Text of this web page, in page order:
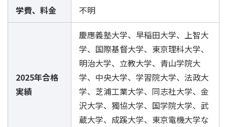
学費、料金 不明
2025年合格
実績
慶應義塾大学、早稲田大学、上智大
学、国際基督大学、東京理科大学、
明治大学、立教大学、青山学院大
学、中央大学、学習院大学、法政大
学、芝浦工業大学、同志社大学、金
沢大学、獨協大学、国学院大学、武
蔵大学、成蹊大学、東京電機大学な